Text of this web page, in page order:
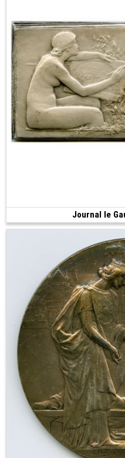
Journal le
(1901 • 150.86 g • 41 mm)